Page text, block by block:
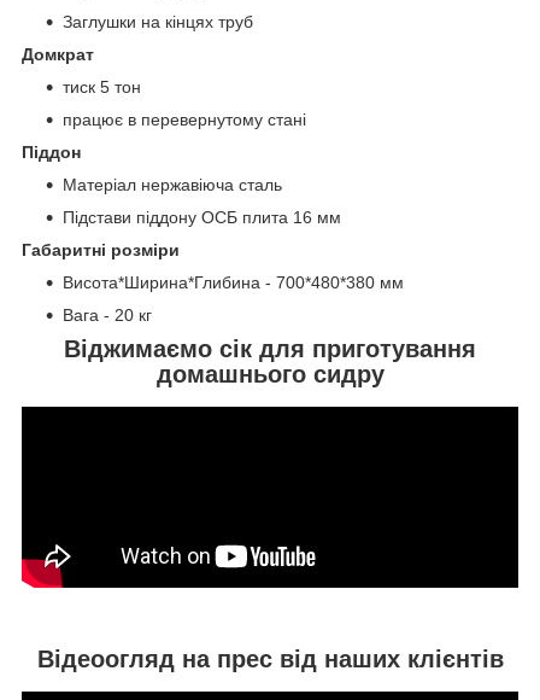
Заглушки на кінцях труб
Домкрат
тиск 5 тон
працює в перевернутому стані
Піддон
Матеріал нержавіюча сталь
Підстави піддону ОСБ плита 16 мм
Габаритні розміри
Висота*Ширина*Глибина - 700*480*380 мм
Вага - 20 кг
Віджимаємо сік для приготування
домашнього сидру
Відеоогляд на прес від наших клієнтів